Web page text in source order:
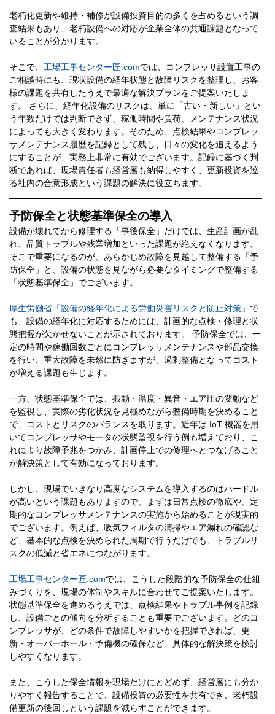
老朽化更新や維持・補修が設備投資目的の多くを占めるという調
査結果もあり、老朽設備への対応が企業全体の共通課題となって
いることが分かります。
そこで、 工場工事センター匠.comでは、コンプレッサ設置工事の
ご相談時にも、現状設備の経年状態と故障リスクを整理し、お客
様の課題を共有したうえで最適な解決プランをご提案いたしま
す。 さらに、経年化設備のリスクは、単に「古い・新しい」とい
う年数だけでは判断できず、稼働時間や負荷、メンテナンス状況
によっても大きく変わります。そのため、点検結果やコンプレッ
サメンテナンス履歴を記録として残し、日々の変化を追えるよう
にすることが、実務上非常に有効でございます。記録に基づく判
断であれば、現場責任者も経営層も納得しやすく、更新投資を巡
る社内の合意形成という課題の解決に役立ちます。
予防保全と状態基準保全の導入
設備が壊れてから修理する「事後保全」だけでは、生産計画が乱
れ、品質トラブルや残業増加といった課題が絶えなくなります。
そこで重要になるのが、あらかじめ故障を見越して整備する「予
防保全」と、設備の状態を見ながら必要なタイミングで整備する
「状態基準保全」でございます。
厚生労働省「設備の経年化による労働災害リスクと防止対策」 で
も、設備の経年化に対応するためには、計画的な点検・修理と状
態把握が欠かせないことが示されております。 予防保全では、一
定の時間や稼働回数ごとにコンプレッサメンテナンスや部品交換
を行い、重大故障を未然に防ぎますが、過剰整備となってコスト
が増える課題も生じます。
一方、状態基準保全では、振動・温度・異音・エア圧の変動など
を監視し、実際の劣化状況を見極めながら整備時期を決めること
で、コストとリスクのバランスを取ります。近年は IoT 機器を用
いてコンプレッサやモータの状態監視を行う例も増えており、こ
れにより故障予兆をつかみ、計画停止での修理へとつなげること
が解決策として有効になっております。
しかし、現場でいきなり高度なシステムを導入するのはハードル
が高いという課題もありますので、まずは日常点検の徹底や、定
期的なコンプレッサメンテナンスの実施から始めることが現実的
でございます。例えば、吸気フィルタの清掃やエア漏れの確認な
ど、基本的な点検を決められた周期で行うだけでも、トラブルリ
スクの低減と省エネにつながります。
工場工事センター匠.comでは、こうした段階的な予防保全の仕組
みづくりを、現場の体制やスキルに合わせてご提案いたします。
状態基準保全を進めるうえでは、点検結果やトラブル事例を記録
し、設備ごとの傾向を分析することも重要でございます。どのコ
ンプレッサが、どの条件で故障しやすいかを把握できれば、更
新・オーバーホール・予備機の確保など、具体的な解決策を検討
しやすくなります。
また、こうした保全情報を現場だけにとどめず、経営層にも分か
りやすく報告することで、設備投資の必要性を共有でき、老朽設
備更新の後回しという課題を減らすことができます。